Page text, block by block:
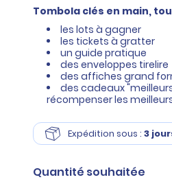
Tombola clés en main,
les lots à gagner
les tickets à gratter
un guide pratique
des enveloppes tirelire
des affiches grand
des cadeaux
récompenser les
Expédition sous : 3
Quantité souhaitée